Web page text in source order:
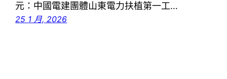
元：中國電建團體山東電力扶植第一工…
25 1 月, 2026